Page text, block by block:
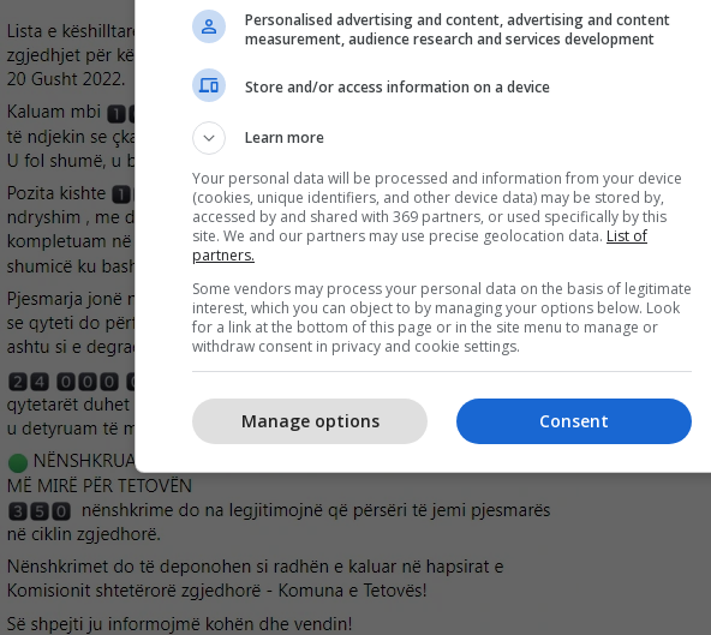
Personalised advertising and content, advertising and content
measurement, audience research and services development
Store and/or access information on a device
Learn more
Your personal data will be processed and information from your device
(cookies, unique identifiers, and other device data) may be stored by,
accessed by and shared with 369 partners, or used specifically by this
site. We and our partners may use precise geolocation data. List of
partners.
Some vendors may process your personal data on the basis of legitimate
interest, which you can object to by managing your options below. Look
for a link at the bottom of this page or in the site menu to manage or
withdraw consent in privacy and cookie settings.
Consent
Manage options